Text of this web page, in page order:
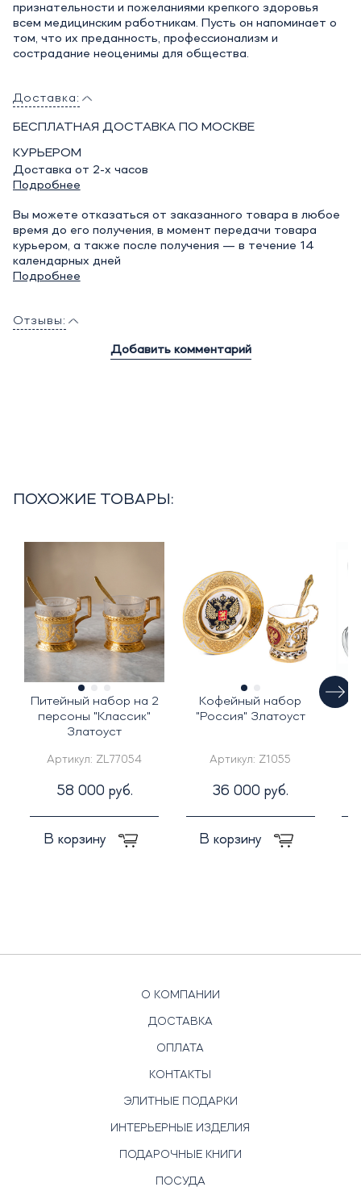
признательности и пожеланиями крепкого здоровья
всем медицинским работникам. Пусть он напоминает о
том, что их преданность, профессионализм и
сострадание неоценимы для общества.
Доставка:
БЕСПЛАТНАЯ ДОСТАВКА ПО МОСКВЕ
КУРЬЕРОМ
Доставка от 2-х часов
Подробнее
Вы можете отказаться от заказанного товара в любое
время до его получения, в момент передачи товара
курьером, а также после получения — в течение 14
календарных дней
Подробнее
Отзывы:
Добавить комментарий
ПОХОЖИЕ ТОВАРЫ:
Питейный набор на 2
персоны "Классик"
Златоуст
Артикул: ZL77054
58 000 руб.
В корзину
Кофейный набор
"Россия" Златоуст
Артикул: Z1055
36 000 руб.
В корзину
О КОМПАНИИ
ДОСТАВКА
ОПЛАТА
КОНТАКТЫ
ЭЛИТНЫЕ ПОДАРКИ
ИНТЕРЬЕРНЫЕ ИЗДЕЛИЯ
ПОДАРОЧНЫЕ КНИГИ
ПОСУДА